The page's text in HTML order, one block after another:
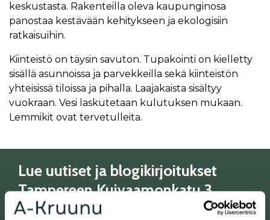
keskustasta. Rakenteilla oleva kaupunginosa
panostaa kestävään kehitykseen ja ekologisiin
ratkaisuihin.
Kiinteistö on täysin savuton. Tupakointi on kielletty
sisällä asunnoissa ja parvekkeilla sekä kiinteistön
yhteisissä tiloissa ja pihalla. Laajakaista sisältyy
vuokraan. Vesi laskutetaan kulutuksen mukaan.
Lemmikit ovat tervetulleita.
Lue uutiset ja blogikirjoitukset
Tampereen Kuivaamonkatu 3
kohteesta